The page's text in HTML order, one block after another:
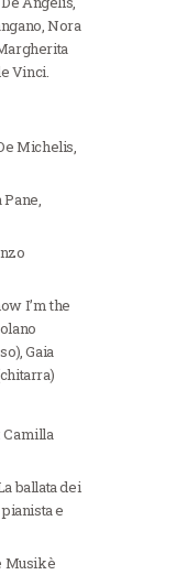
Nora
Vinci.
Michelis,
I’m the
Gaia
ballata dei
e
Musikè